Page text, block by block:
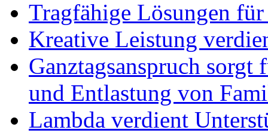
Tragfähige Lösungen
Kreative Leistung
Ganztagsanspruch
und Entlastung von
Lambda verdient